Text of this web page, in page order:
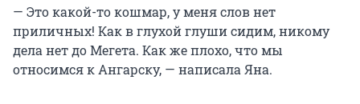
— Это какой-то кошмар, у меня слов нет
приличных! Как в глухой глуши сидим, никому
дела нет до Мегета. Как же плохо, что мы
относимся к Ангарску, — написала Яна.